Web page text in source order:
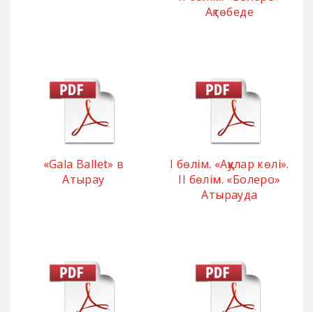
Ақтөбеде
«Gala Ballet» в
Атырау
І бөлім. «Аққулар көлі».
ІІ бөлім. «Болеро»
Атырауда